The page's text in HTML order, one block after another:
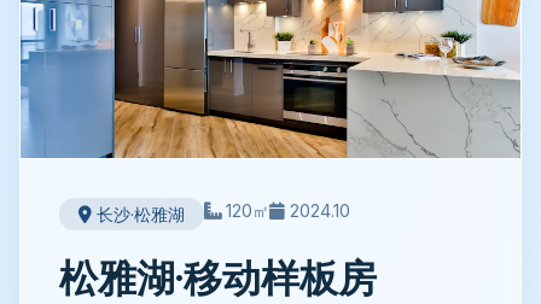
长沙·松雅湖 120㎡ 2024.10
松雅湖·移动样板房